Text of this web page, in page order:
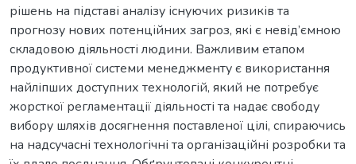
рішень на підставі аналізу існуючих ризиків та
прогнозу нових потенційних загроз, які є невід’ємною
складовою діяльності людини. Важливим етапом
продуктивної системи менеджменту є використання
найліпших доступних технологій, який не потребує
жорсткої регламентації діяльності та надає свободу
вибору шляхів досягнення поставленої цілі, спираючись
на надсучасні технологічні та організаційні розробки та